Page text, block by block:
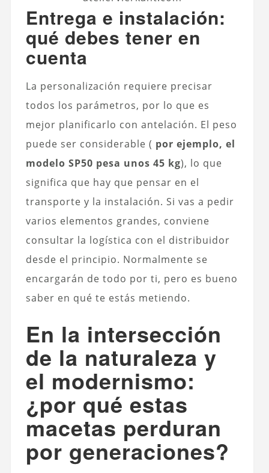
Entrega e instalación:
qué debes tener en
cuenta
La personalización requiere precisar
todos los parámetros, por lo que es
mejor planificarlo con antelación. El peso
puede ser considerable ( por ejemplo, el
modelo SP50 pesa unos 45 kg), lo que
significa que hay que pensar en el
transporte y la instalación. Si vas a pedir
varios elementos grandes, conviene
consultar la logística con el distribuidor
desde el principio. Normalmente se
encargarán de todo por ti, pero es bueno
saber en qué te estás metiendo.
En la intersección
de la naturaleza y
el modernismo:
¿por qué estas
macetas perduran
por generaciones?